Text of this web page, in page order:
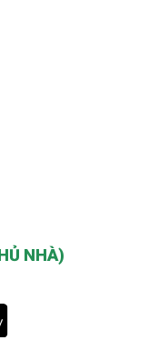
NHÀ)